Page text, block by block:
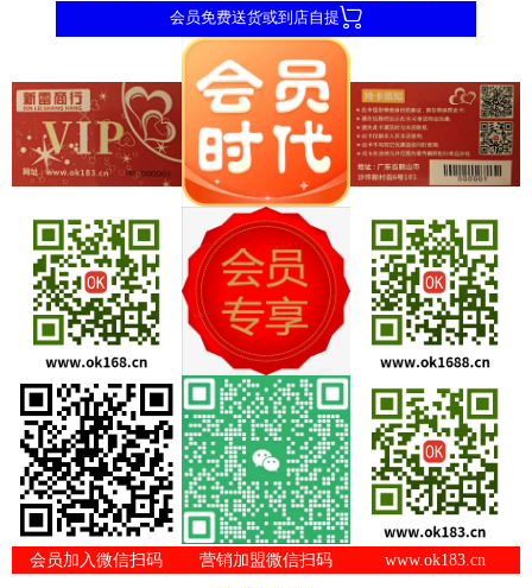
会员免费送货或到店自提 
会员加入微信扫码 营销加盟微信扫码 www.ok183.cn